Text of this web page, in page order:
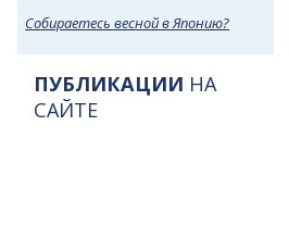
Собираетесь весной в Японию?
ПУБЛИКАЦИИ НА
САЙТЕ